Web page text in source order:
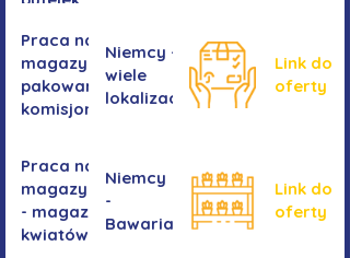
Praca na
magazynie /
pakowanie /
komisjonowanie
Niemcy -
wiele
lokalizacji
Link do
oferty
Praca na
magazynie
- magazyn
kwiatów
Niemcy
-
Bawaria
Link do
oferty